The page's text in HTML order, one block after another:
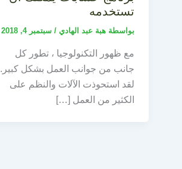
تستخدمه
بواسطة هبة عبد الهادي / سبتمبر 4, 2018
مع ظهور التكنولوجيا ، تطور كل
جانب من جوانب العمل بشكل كبير.
لقد استحوذت الآلات والنظم على
الكثير من العمل […]